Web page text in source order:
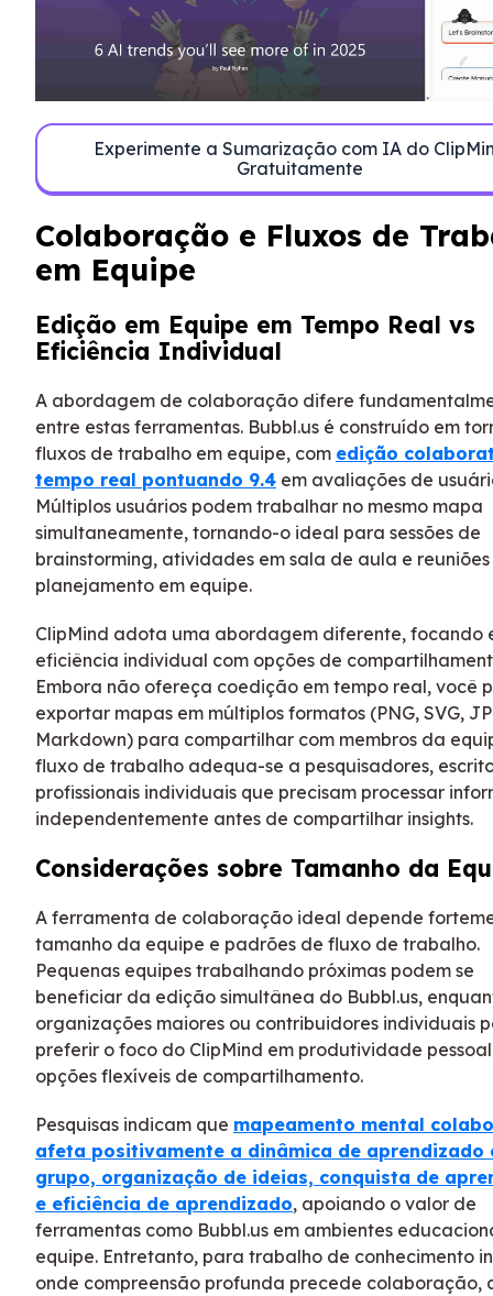
Experimente a Sumarização com IA do
Gratuitamente
Colaboração e Fluxos de
em Equipe
Edição em Equipe em Tempo Real vs
Eficiência Individual
A abordagem de colaboração difere
entre estas ferramentas. Bubbl.us é construído em
fluxos de trabalho em equipe, com edição
tempo real pontuando 9.4 em avaliações de
Múltiplos usuários podem trabalhar no mesmo mapa
simultaneamente, tornando-o ideal para sessões de
brainstorming, atividades em sala de aula e
planejamento em equipe.
ClipMind adota uma abordagem diferente, focando
eficiência individual com opções de
Embora não ofereça coedição em tempo real, você
exportar mapas em múltiplos formatos (PNG, SVG,
Markdown) para compartilhar com membros da
fluxo de trabalho adequa-se a pesquisadores,
profissionais individuais que precisam processar
independentemente antes de compartilhar insights.
Considerações sobre Tamanho da
A ferramenta de colaboração ideal depende
tamanho da equipe e padrões de fluxo de trabalho.
Pequenas equipes trabalhando próximas podem se
beneficiar da edição simultânea do Bubbl.us,
organizações maiores ou contribuidores individuais
preferir o foco do ClipMind em produtividade
opções flexíveis de compartilhamento.
Pesquisas indicam que mapeamento mental
afeta positivamente a dinâmica de aprendizado
grupo, organização de ideias, conquista de
e eficiência de aprendizado, apoiando o valor de
ferramentas como Bubbl.us em ambientes
equipe. Entretanto, para trabalho de conhecimento
onde compreensão profunda precede colaboração,